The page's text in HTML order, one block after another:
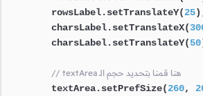
        rowsLabel.setTranslateY(
25
        charsLabel.setTranslateX(
        charsLabel.setTranslateY(
50
// textArea هنا قمنا بتحديد حجم الـ
        textArea.setPrefSize(
260,